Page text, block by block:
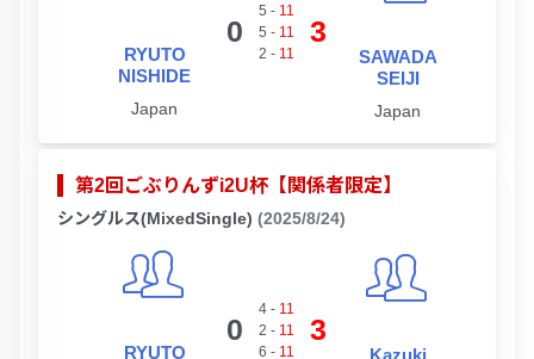
RYUTO
NISHIDE
Japan
0
5 - 11
5 - 11
2 - 11
3
SAWADA
SEIJI
Japan
第2回ごぶりんずi2U杯【関係者限定】
シングルス(MixedSingle) (2025/8/24)
RYUTO
0
4- 11
2 - 11
6 - 11
3
Kazuki